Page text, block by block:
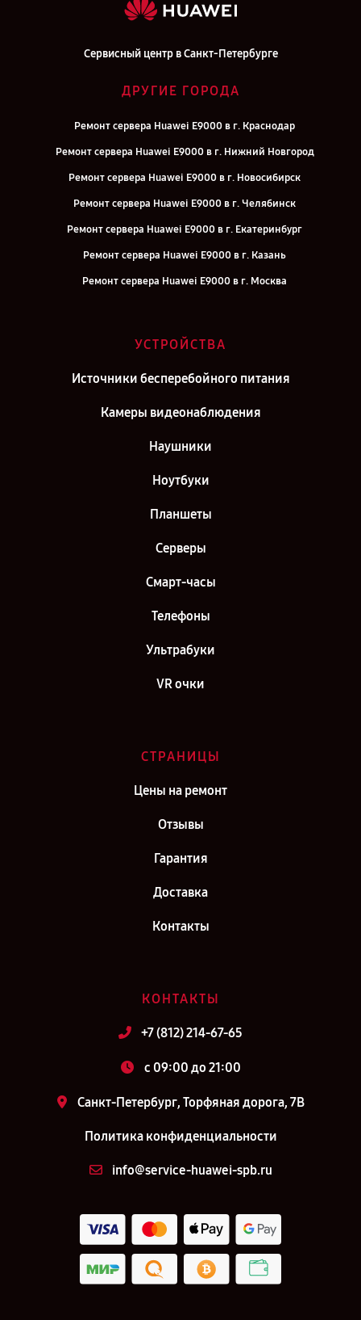
Сервисный центр в Санкт-Петербурге
ДРУГИЕ ГОРОДА
Ремонт сервера Huawei E9000 в г. Краснодар
Ремонт сервера Huawei E9000 в г. Нижний Новгород
Ремонт сервера Huawei E9000 в г. Новосибирск
Ремонт сервера Huawei E9000 в г. Челябинск
Ремонт сервера Huawei E9000 в г. Екатеринбург
Ремонт сервера Huawei E9000 в г. Казань
Ремонт сервера Huawei E9000 в г. Москва
УСТРОЙСТВА
Источники бесперебойного питания
Камеры видеонаблюдения
Наушники
Ноутбуки
Планшеты
Серверы
Смарт-часы
Телефоны
Ультрабуки
VR очки
СТРАНИЦЫ
Цены на ремонт
Отзывы
Гарантия
Доставка
Контакты
КОНТАКТЫ
+7 (812) 214-67-65
c 09:00 до 21:00
Санкт-Петербург, Торфяная дорога, 7В
Политика конфиденциальности
info@service-huawei-spb.ru